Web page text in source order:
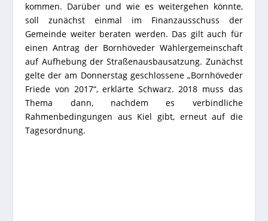
kommen. Darüber und wie es weitergehen könnte,
soll zunächst einmal im Finanzausschuss der
Gemeinde weiter beraten werden. Das gilt auch für
einen Antrag der Bornhöveder Wählergemeinschaft
auf Aufhebung der Straßenausbausatzung. Zunächst
gelte der am Donnerstag geschlossene „Bornhöveder
Friede von 2017“, erklärte Schwarz. 2018 muss das
Thema dann, nachdem es verbindliche
Rahmenbedingungen aus Kiel gibt, erneut auf die
Tagesordnung.